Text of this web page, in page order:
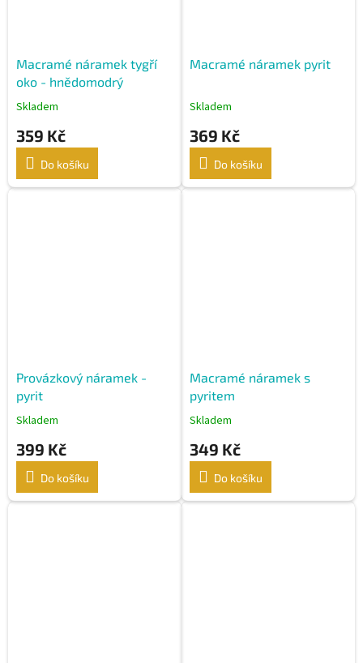
Macramé náramek tygří
oko - hnědomodrý
Skladem
359 Kč
Do košíku
Macramé náramek pyrit
Skladem
369 Kč
Do košíku
Provázkový náramek -
pyrit
Skladem
399 Kč
Do košíku
Macramé náramek s
pyritem
Skladem
349 Kč
Do košíku